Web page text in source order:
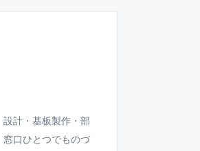
計・基板製作・部
口ひとつでものづ